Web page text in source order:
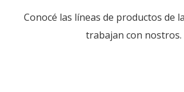
Conocé las líneas de productos de
trabajan con nostros.